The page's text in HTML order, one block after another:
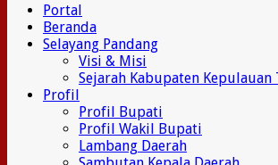
Portal
Beranda
Selayang Pandang
Visi & Misi
Sejarah Kabupaten Kepulauan
Profil
Profil Bupati
Profil Wakil Bupati
Lambang Daerah